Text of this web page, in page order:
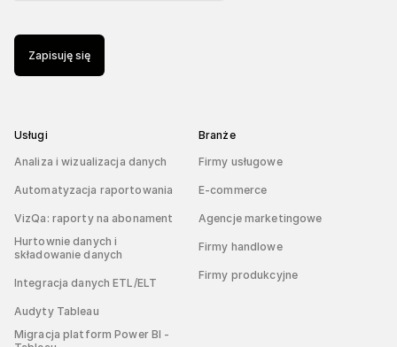
Zapisuję się
Usługi
Analiza i wizualizacja danych
Automatyzacja raportowania
VizQa: raporty na abonament
Hurtownie danych i
składowanie danych
Integracja danych ETL/ELT
Audyty Tableau
Migracja platform Power BI -
Branże
Firmy usługowe
E-commerce
Agencje marketingowe
Firmy handlowe
Firmy produkcyjne